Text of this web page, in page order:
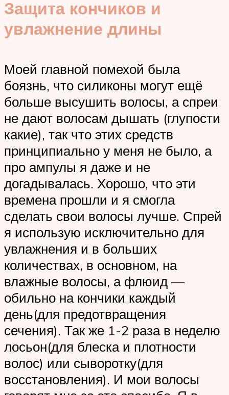
Защита кончиков и
увлажнение длины
Моей главной помехой была
боязнь, что силиконы могут ещё
больше высушить волосы, а спреи
не дают волосам дышать (глупости
какие), так что этих средств
принципиально у меня не было, а
про ампулы я даже и не
догадывалась. Хорошо, что эти
времена прошли и я смогла
сделать свои волосы лучше. Спрей
я использую исключительно для
увлажнения и в больших
количествах, в основном, на
влажные волосы, а флюид —
обильно на кончики каждый
день(для предотвращения
сечения). Так же 1-2 раза в неделю
лосьон(для блеска и плотности
волос) или сыворотку(для
восстановления). И мои волосы